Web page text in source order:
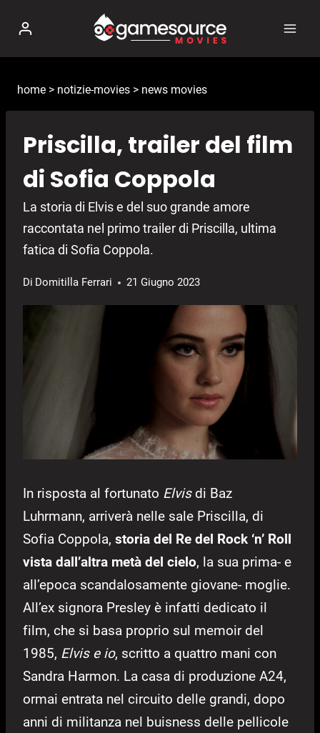
contenuto
home > notizie-movies > news movies
Priscilla, trailer del film
di Sofia Coppola
La storia di Elvis e del suo grande amore
raccontata nel primo trailer di Priscilla, ultima
fatica di Sofia Coppola.
Di Domitilla Ferrari 21 Giugno 2023
In risposta al fortunato Elvisdi Baz
Luhrmann, arriverà nelle sale Priscilla, di
Sofia Coppola, storia del Re del Rock ‘n’ Roll
vista dall’altra metà del cielo, la sua prima- e
all’epoca scandalosamente giovane- moglie.
All’ex signora Presley è infatti dedicato il
film, che si basa proprio sul memoir del
1985, Elvis e io, scritto a quattro mani con
Sandra Harmon. La casa di produzione A24,
ormai entrata nel circuito delle grandi, dopo
anni di militanza nel buisness delle pellicole